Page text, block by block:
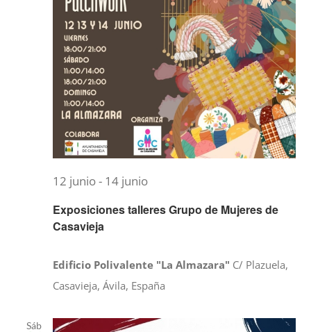
Exposiciones talleres Grupo de Mujeres de
Casavieja
12 junio- 14 junio
Edificio Polivalente "La Almazara" C/ Plazuela,
Casavieja, Ávila, España
Sáb